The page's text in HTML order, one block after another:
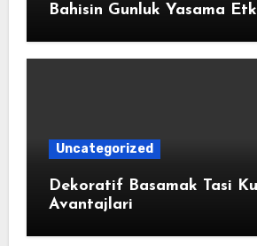
Bahisin Gunluk Yasama
Uncategorized
Dekoratif Basamak Tasi
Avantajlari